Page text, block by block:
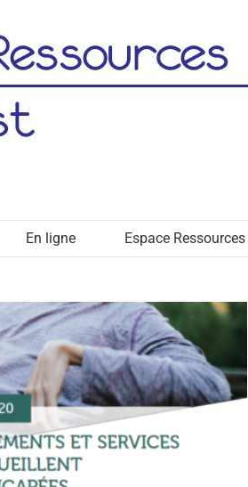
En ligne Espace Ressources
et services qui